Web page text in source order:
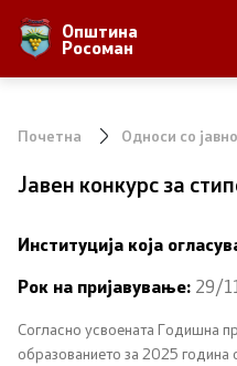
Општина
Росоман
За Општината
Населби и населеност
Локална Самоуправа
Почетна Односи со
Јавен конкурс за
Институција која
Рок на пријавување: 29/
Согласно усвоената Годишна
образованието за 2025